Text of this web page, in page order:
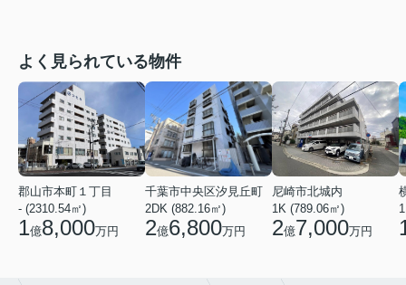
よく見られている物件
郡山市本町１丁目
- (2310.54㎡)
1億8,000万円
千葉市中央区汐見丘町
2DK (882.16㎡)
2億6,800万円
尼崎市北城内
1K (789.06㎡)
2億7,000万円